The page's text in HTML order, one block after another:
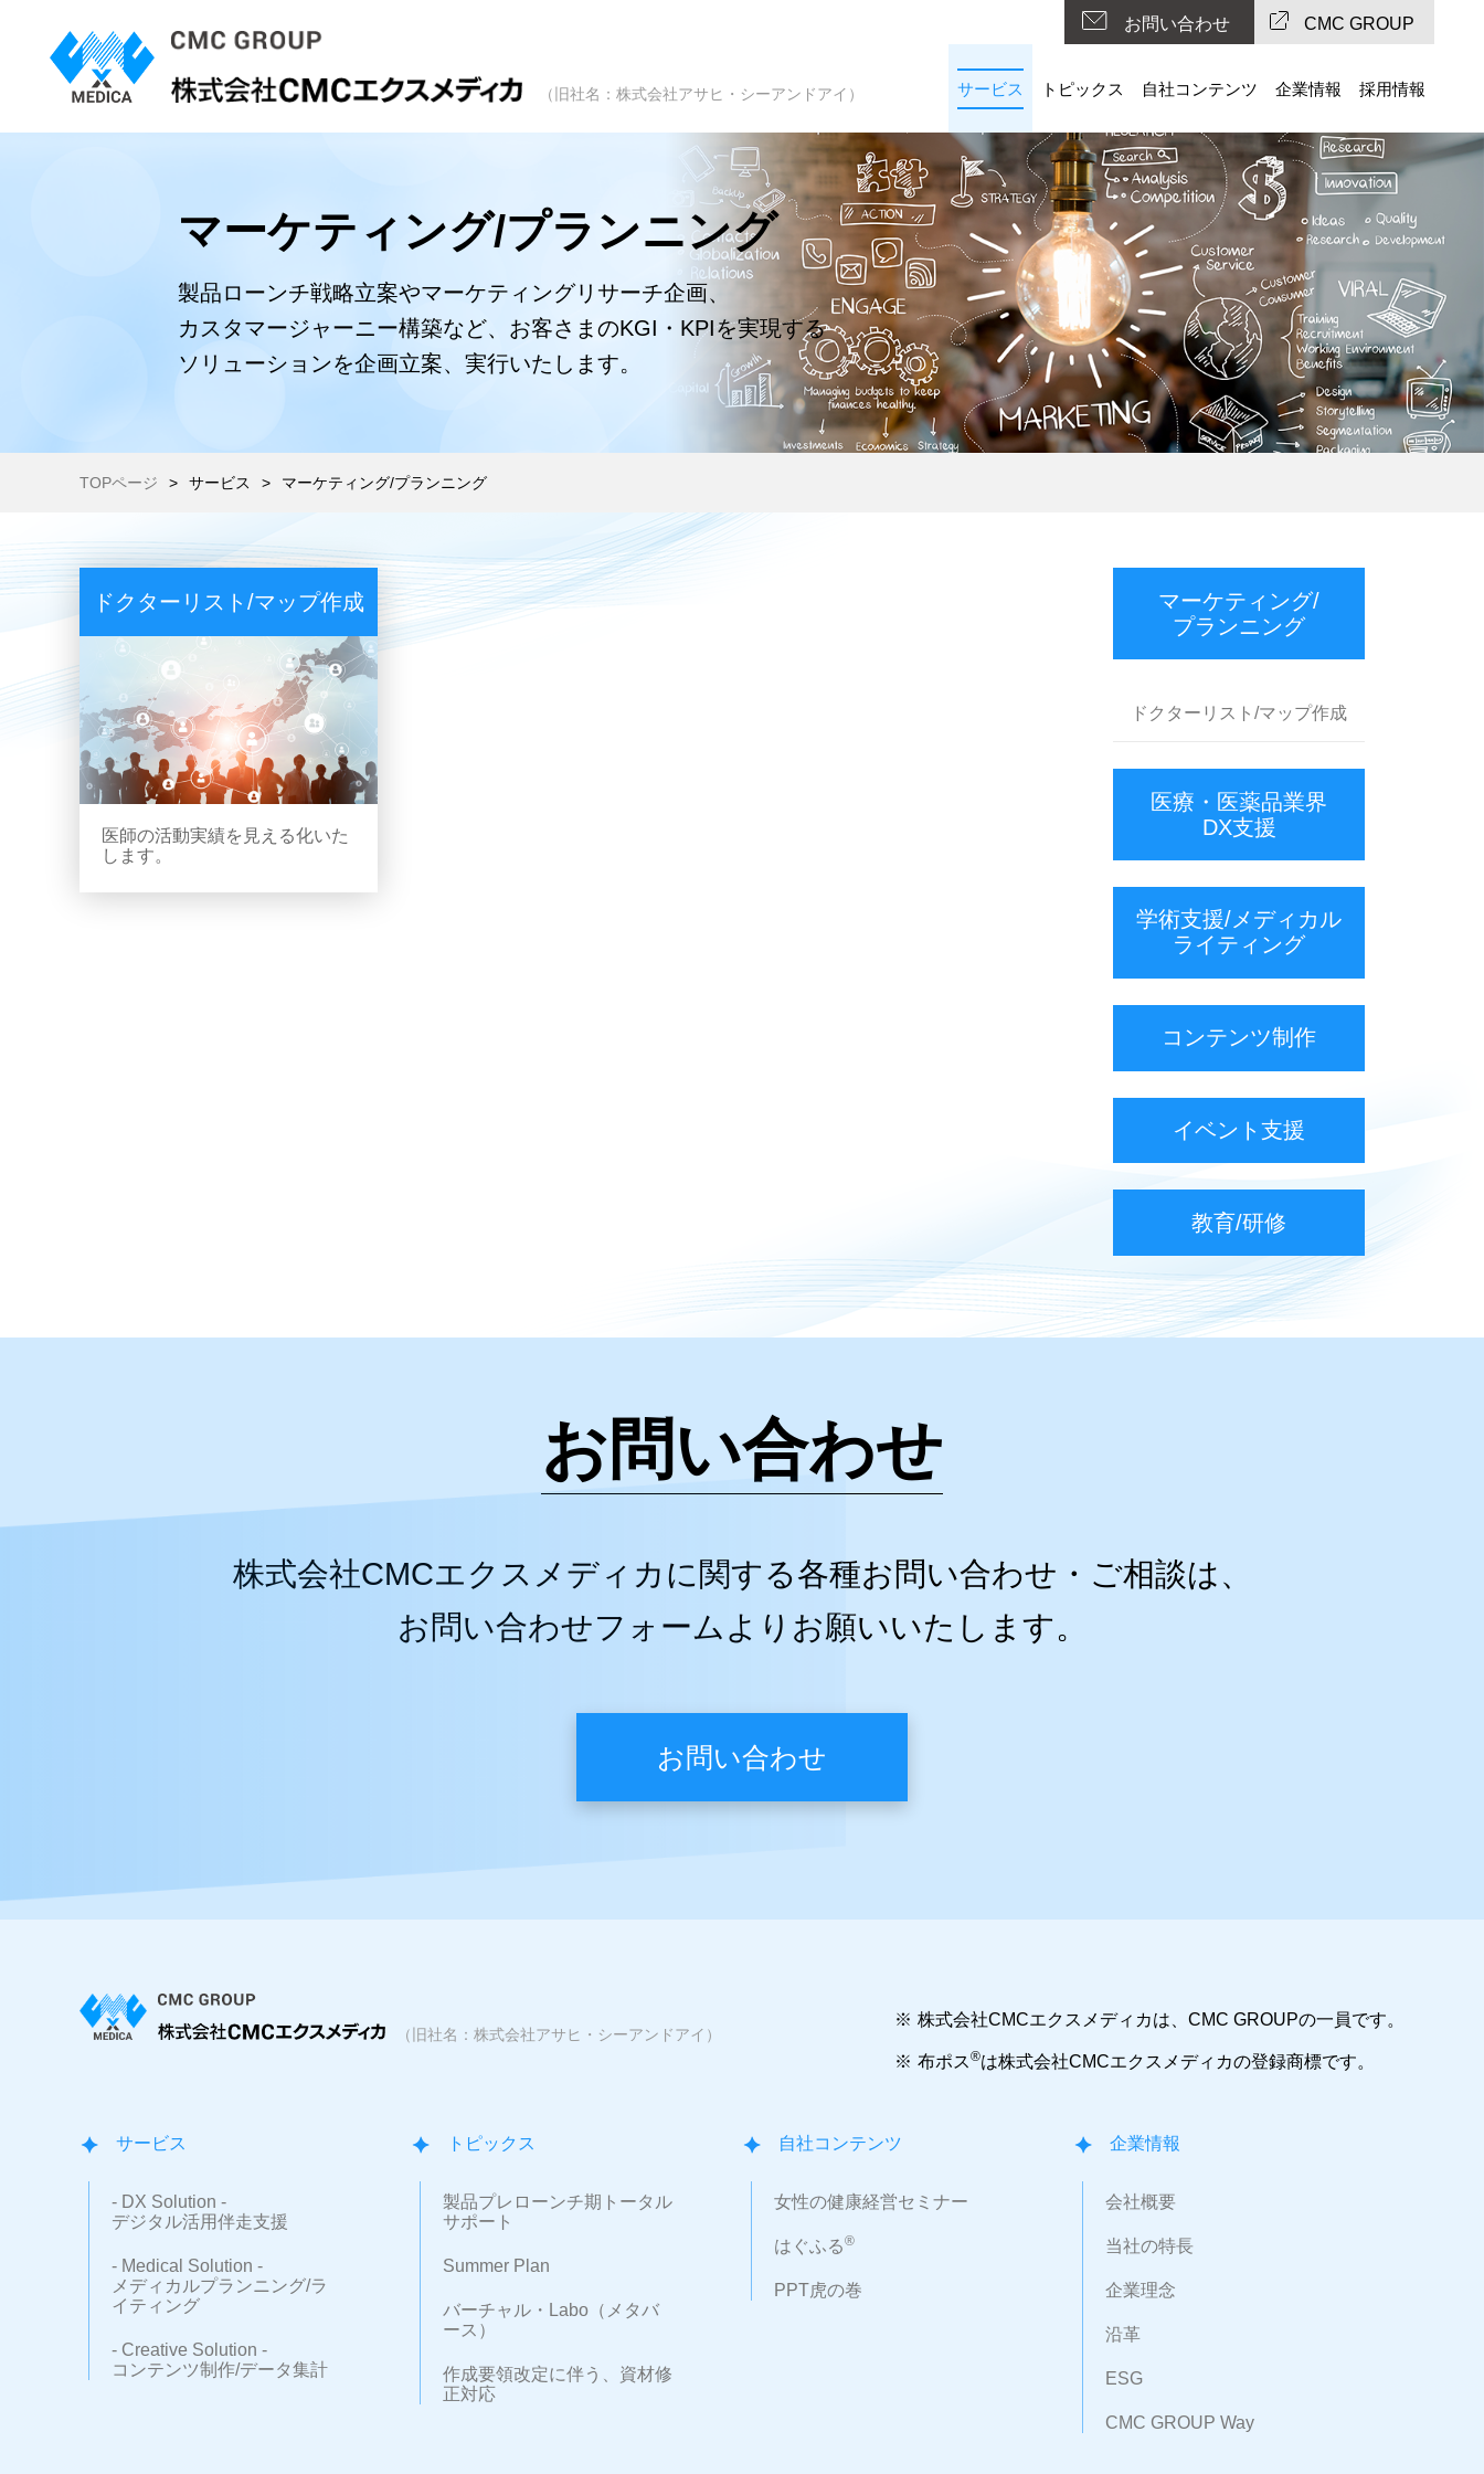
（旧社名：株式会社アサヒ・シーアンドアイ）
お問い合わせ CMC GROUP
サービス トピックス 自社コンテンツ 企業情報 採用情報
マーケティング/プランニング
製品ローンチ戦略立案やマーケティングリサーチ企画、
カスタマージャーニー構築など、お客さまのKGI・KPIを実現する
ソリューションを企画立案、実行いたします。
TOPページ サービス マーケティング/プランニング
ドクターリスト/マップ作成
医師の活動実績を見える化いた
します。
マーケティング/
プランニング
ドクターリスト/マップ作成
医療・医薬品業界
DX支援
学術支援/メディカル
ライティング
コンテンツ制作
イベント支援
教育/研修
お問い合わせ
株式会社CMCエクスメディカに関する各種お問い合わせ・ご相談は、
お問い合わせフォームよりお願いいたします。
お問い合わせ
（旧社名：株式会社アサヒ・シーアンドアイ）
※ 株式会社CMCエクスメディカは、CMC GROUPの一員です。
※ 布ポス®は株式会社CMCエクスメディカの登録商標です。
サービス
- DX Solution -
デジタル活用伴走支援
- Medical Solution -
メディカルプランニング/ラ
イティング
- Creative Solution -
コンテンツ制作/データ集計
トピックス
製品プレローンチ期トータル
サポート
Summer Plan
バーチャル・Labo（メタバ
ース）
作成要領改定に伴う、資材修
正対応
自社コンテンツ
女性の健康経営セミナー
はぐふる®
PPT虎の巻
企業情報
会社概要
当社の特長
企業理念
沿革
ESG
CMC GROUP Way